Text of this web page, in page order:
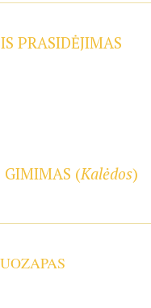
PRASIDĖJIMAS
GIMIMAS (Kalėdos)